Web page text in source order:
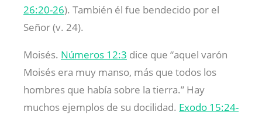
26:20-26). También él fue bendecido por el
Señor (v. 24).
Moisés. Números 12:3 dice que “aquel varón
Moisés era muy manso, más que todos los
hombres que había sobre la tierra.” Hay
muchos ejemplos de su docilidad. Exodo 15:24-